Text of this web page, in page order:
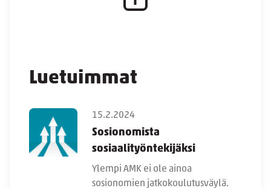
Luetuimmat
15.2.2024
Sosionomista
sosiaalityöntekijäksi
Ylempi AMK ei ole ainoa
sosionomien jatkokoulutusväylä.